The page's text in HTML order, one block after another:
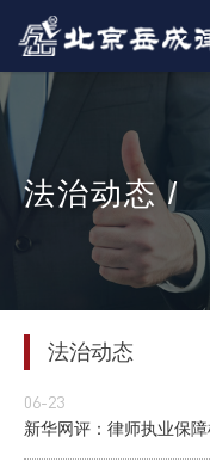
法治动态 /
法治动态
06-23
新华网评：律师执业保